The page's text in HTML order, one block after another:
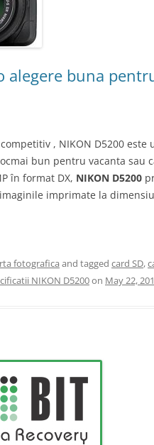
alegere buna
, NIKON D5200 este
bun pentru vacanta
în format DX, NIKON D5200
imprimate la
fotografica and tagged card SD,
NIKON D5200on May 22,